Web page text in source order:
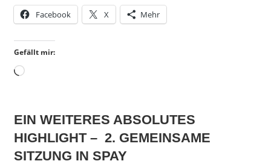
Facebook X Mehr
Gefällt mir:
Wird
EIN WEITERES ABSOLUTES
HIGHLIGHT – 2. GEMEINSAME
SITZUNG IN SPAY